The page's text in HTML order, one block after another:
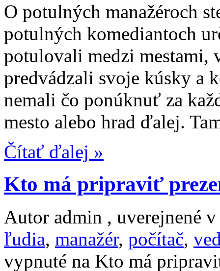
O potulných manažéroch
potulných komediantoch
potulovali medzi mestami,
predvádzali svoje kúsky a
nemali čo ponúknuť za
mesto alebo hrad ďalej.
Čítať ďalej »
Kto má pripraviť
Autor admin , uverejnené
ľudia, manažér, počítač,
vypnuté na Kto má